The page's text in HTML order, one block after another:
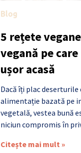
Blog
5 rețete
vegană pe
ușor acasă
Dacă îți plac
alimentație bazată pe
vegetală, vestea bună
niciun compromis în
Citește mai mult »